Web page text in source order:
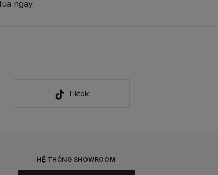
Mua ngay
Tiktok
HỆ THỐNG SHOWROOM